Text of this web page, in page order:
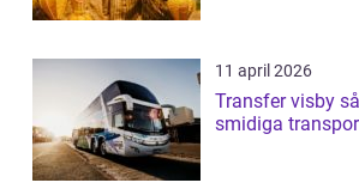
11 april 2026
Transfer visby så planerar du
smidiga